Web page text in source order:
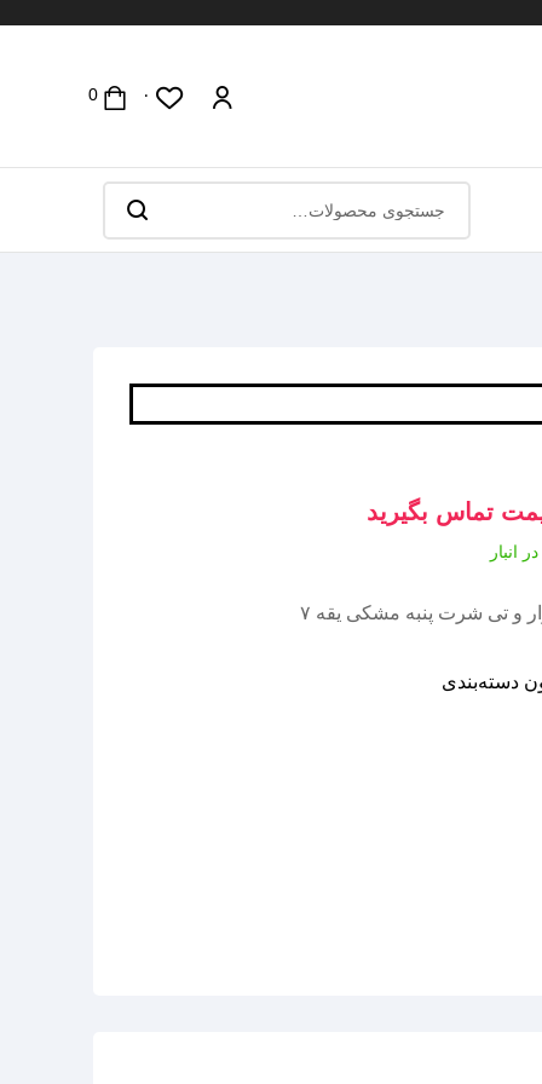
۰
تماس بگیرید
در انبار
و تی شرت پنبه مشکی یقه ۷
دسته‌بندی